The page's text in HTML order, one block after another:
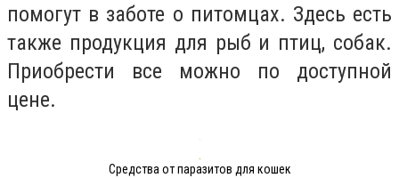
помогут в заботе о питомцах. Здесь есть
также продукция для рыб и птиц, собак.
Приобрести все можно по доступной
цене.
Средства от паразитов для кошек